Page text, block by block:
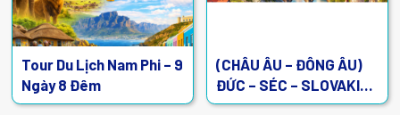
Tour Du Lịch Nam Phi – 9
Ngày 8 Đêm
(CHÂU ÂU – ĐÔNG ÂU)
ĐỨC – SÉC – SLOVAKIA
– HUNGARY | 9 Ngày 8